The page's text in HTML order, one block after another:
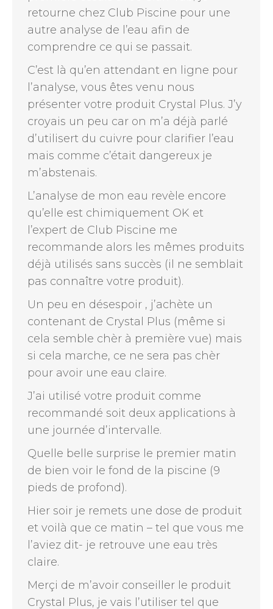
retourne chez Club Piscine pour une
autre analyse de l’eau afin de
comprendre ce qui se passait.
C’est là qu’en attendant en ligne pour
l’analyse, vous êtes venu nous
présenter votre produit Crystal Plus. J’y
croyais un peu car on m’a déjà parlé
d’utilisert du cuivre pour clarifier l’eau
mais comme c’était dangereux je
m’abstenais.
L’analyse de mon eau revèle encore
qu’elle est chimiquement OK et
l’expert de Club Piscine me
recommande alors les mêmes produits
déjà utilisés sans succès (il ne semblait
pas connaître votre produit).
Un peu en désespoir , j’achète un
contenant de Crystal Plus (même si
cela semble chèr à première vue) mais
si cela marche, ce ne sera pas chèr
pour avoir une eau claire.
J’ai utilisé votre produit comme
recommandé soit deux applications à
une journée d’intervalle.
Quelle belle surprise le premier matin
de bien voir le fond de la piscine (9
pieds de profond).
Hier soir je remets une dose de produit
et voilà que ce matin – tel que vous me
l’aviez dit- je retrouve une eau très
claire.
Merçi de m’avoir conseiller le produit
Crystal Plus, je vais l’utiliser tel que